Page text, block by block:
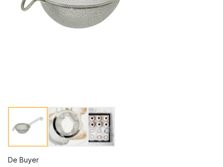
De Buyer